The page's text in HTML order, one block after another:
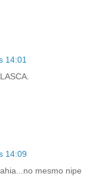
14:01
14:09
mesmo nipe